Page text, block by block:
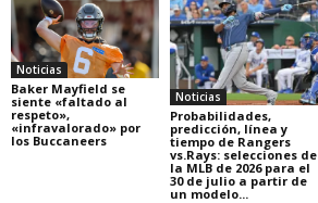
Noticias
Baker Mayfield se
siente «faltado al
respeto»,
«infravalorado» por
los Buccaneers
Noticias
Probabilidades,
predicción, línea y
tiempo de Rangers
vs.Rays: selecciones de
la MLB de 2026 para el
30 de julio a partir de
un modelo...